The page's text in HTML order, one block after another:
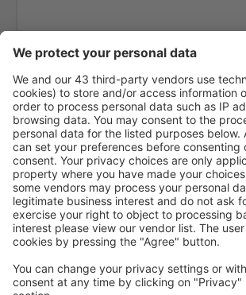
General Pico (GPO)
General Justo José de Urquiza (PRA)
El Cadillal (JUJ)
Río Grande (RGA)
Cordoba Pajas Blancas (COR)
Fisherton (ROS)
Buenos Aires